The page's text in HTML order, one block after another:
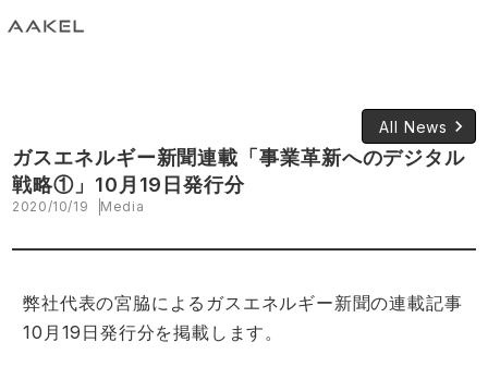
All News keyboard_arrow_right
ガスエネルギー新聞連載「事業革新へのデジタル
戦略①」10月19日発行分
2020/10/19 Media
弊社代表の宮脇によるガスエネルギー新聞の連載記事
10月19日発行分を掲載します。